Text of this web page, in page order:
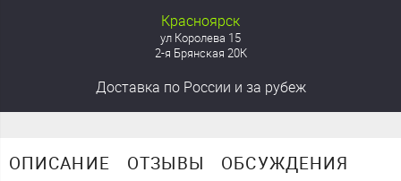
Красноярск
ул Королева 15
2-я Брянская 20К
Доставка по России и за рубеж
ОПИСАНИЕ ОТЗЫВЫ ОБСУЖДЕНИЯ